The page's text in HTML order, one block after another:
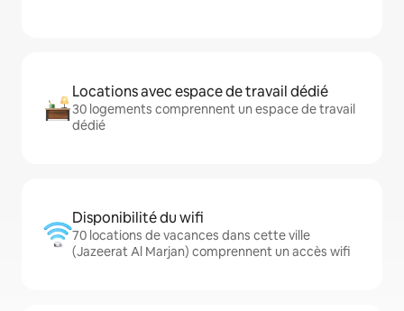
Locations avec espace de travail dédié
30 logements comprennent un espace de travail
dédié
Disponibilité du wifi
70 locations de vacances dans cette ville
(Jazeerat Al Marjan) comprennent un accès wifi